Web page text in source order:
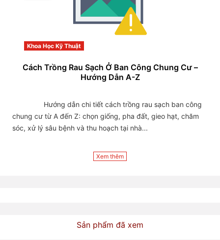
Khoa Học Kỹ Thuật
Cách Trồng Rau Sạch Ở Ban Công Chung Cư –
Hướng Dẫn A-Z
chung cư từ A đến Z: chọn giống, pha đất, gieo hạt, chăm
sóc, xử lý sâu bệnh và thu hoạch tại nhà...
Xem thêm
Sản phẩm đã xem